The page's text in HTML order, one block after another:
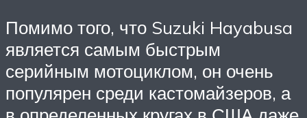
Помимо того, что Suzuki Hayabusa
является самым быстрым
серийным мотоциклом, он очень
популярен среди кастомайзеров, а